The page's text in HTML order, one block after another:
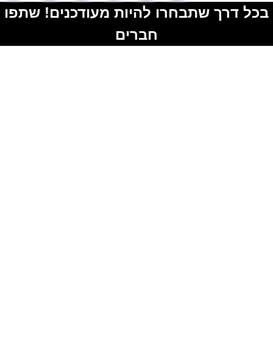
בכל דרך שתבחרו להיות מעודכנים! שתפו
חברים